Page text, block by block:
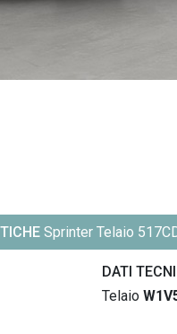
Sprinter Telaio
DATI
Telaio